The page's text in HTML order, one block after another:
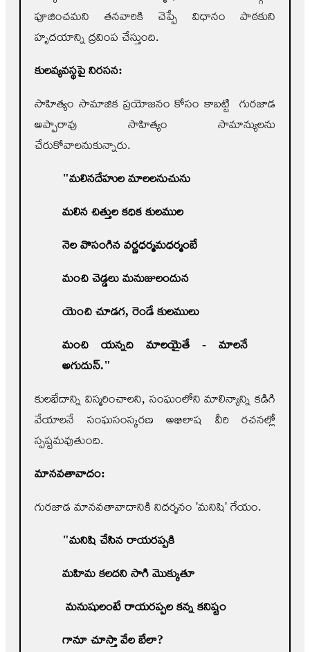
పూజించమని తనవారికి చెప్పే విధానం పాఠకుని
హృదయాన్ని ద్రవింప చేస్తుంది.
కులవ్యవస్థపై నిరసన:
సాహిత్యం సామాజిక ప్రయోజనం కోసం కాబట్టి గురజాడ
అప్పారావు సాహిత్యం సామాన్యులను
చేరుకోవాలనుకున్నారు.
"మలినదేహుల మాలలనుచును
మలిన చిత్తుల కధిక కులముల
నెల వొసంగిన వర్ణధర్మమధర్మంబే
మంచి చెడ్డలు మనుజులందున
యెంచి చూడగ, రెండే కులములు
మంచి యన్నది మాలయైతే - మాలనే
అగుదున్."
కులభేదాన్ని విస్మరించాలని, సంఘంలోని మాలిన్యాన్ని కడిగి
వేయాలనే సంఘసంస్కరణ అభిలాష వీరి రచనల్లో
స్పష్టమవుతుంది.
మానవతావాదం:
గురజాడ మానవతావాదానికి నిదర్శనం 'మనిషి' గేయం.
"మనిషి చేసిన రాయరప్పకి
మహిమ కలదని సాగి మొక్కుతూ
మనుషులంటే రాయరప్పల కన్న కనిష్టం
గానూ చూస్తా వేల బేలా?